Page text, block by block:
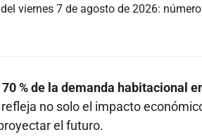
viernes 7 de agosto de 2026:
% de la demanda habitacional
no solo el impacto
el futuro.